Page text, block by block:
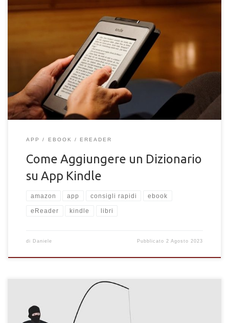
In questo articolo, scoprirai aggiungere un dizionario su Kindle
con un semplice click, e scegliere dizionari personalizzati
APP EBOOK EREADER
Come Aggiungere un Dizionario
su App Kindle
amazon app consigli rapidi ebook
eReader kindle libri
di Daniele Pubblicato 2 Agosto 2023